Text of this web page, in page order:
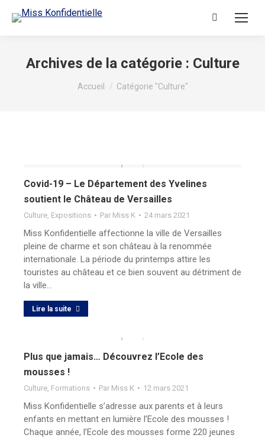
Archives de la catégorie : Culture
Vous êtes ici :
Accueil Catégorie "Culture"
Covid-19 – Le Département des Yvelines
soutient le Château de Versailles
Culture, Expositions Par Miss K 24 mars 2021
Miss Konfidentielle affectionne la ville de Versailles
pleine de charme et son château à la renommée
internationale. La période du printemps attire les
touristes au château et ce bien souvent au détriment de
la ville…
Lire la suite
Plus que jamais… Découvrez l’Ecole des
mousses !
Culture, Formations Par Miss K 12 mars 2021
Miss Konfidentielle s’adresse aux parents et à leurs
enfants en mettant en lumière l’Ecole des mousses !
Chaque année, l’Ecole des mousses forme 220 jeunes